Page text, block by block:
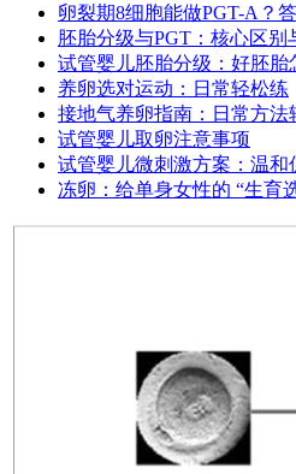
卵裂期8细胞能做PGT-A？
胚胎分级与PGT：核心区别
试管婴儿胚胎分级：好胚胎
养卵选对运动：日常轻松练
接地气养卵指南：日常方法
试管婴儿取卵注意事项
试管婴儿微刺激方案：温和
冻卵：给单身女性的 “生育